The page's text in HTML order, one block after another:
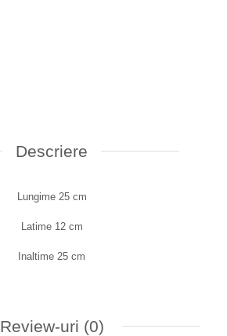
Descriere
Lungime 25 cm
Latime 12 cm
Inaltime 25 cm
Review-uri (0)